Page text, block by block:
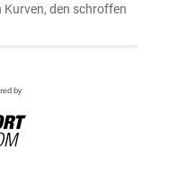
den schroffen